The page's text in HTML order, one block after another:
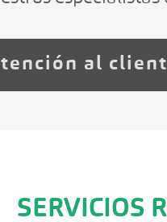
al
SERVICIOS